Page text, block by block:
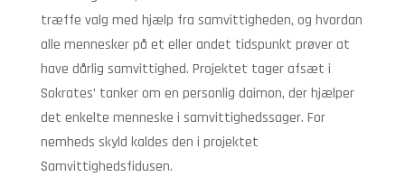
træffe valg med hjælp fra samvittigheden, og hvordan
alle mennesker på et eller andet tidspunkt prøver at
have dårlig samvittighed. Projektet tager afsæt i
Sokrates’ tanker om en personlig daimon, der hjælper
det enkelte menneske i samvittighedssager. For
nemheds skyld kaldes den i projektet
Samvittighedsfidusen.